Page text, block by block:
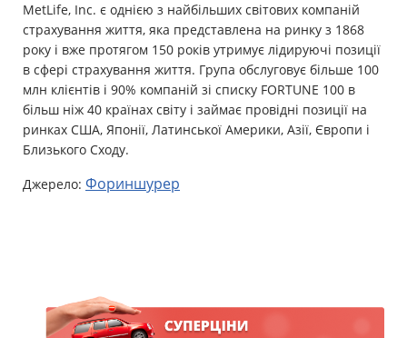
MetLife, Inc. є однією з найбільших світових компаній
страхування життя, яка представлена на ринку з 1868
року і вже протягом 150 років утримує лідируючі позиції
в сфері страхування життя. Група обслуговує більше 100
млн клієнтів і 90% компаній зі списку FORTUNE 100 в
більш ніж 40 країнах світу і займає провідні позиції на
ринках США, Японії, Латинської Америки, Азії, Європи і
Близького Сходу.
Джерело: Фориншурер